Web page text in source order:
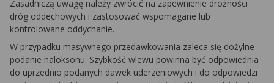
Zasadniczą uwagę należy zwrócić na zapewnienie drożności
dróg oddechowych i zastosować wspomagane lub
kontrolowane oddychanie.
W przypadku masywnego przedawkowania zaleca się dożylne
podanie naloksonu. Szybkość wlewu powinna być odpowiednia
do uprzednio podanych dawek uderzeniowych i do odpowiedzi